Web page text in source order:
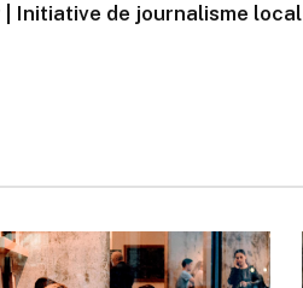
Initiative de journalisme local